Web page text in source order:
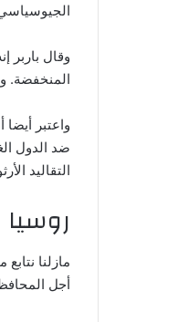
وقال باربر
المنخفضة.
واعتبر
ضد الدول
التقاليد
مازلنا
أجل